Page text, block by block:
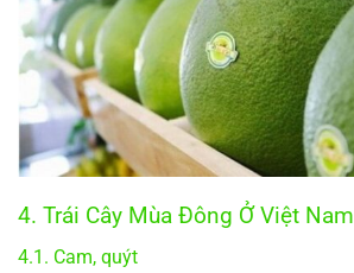
4. Trái Cây Mùa Đông Ở Việt Nam
4.1. Cam, quýt